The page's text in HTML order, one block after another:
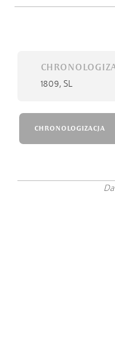
1809, SL
CHRONOLOGIZACJA